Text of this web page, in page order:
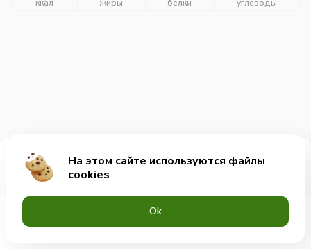
ккал жиры белки углеводы
Добавить за 339₽
На этом сайте используются файлы
cookies
Оk